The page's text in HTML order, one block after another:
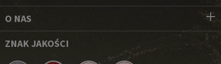
O NAS
ZNAK JAKOŚCI